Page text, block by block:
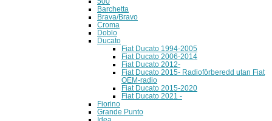
Barchetta
Brava/Bravo
Croma
Doblo
Ducato
Fiat Ducato 1994-2005
Fiat Ducato 2006-2014
Fiat Ducato 2012-
Fiat Ducato 2015- Radioförberedd utan Fiat
OEM-radio
Fiat Ducato 2015-2020
Fiat Ducato 2021 -
Fiorino
Grande Punto
Idea